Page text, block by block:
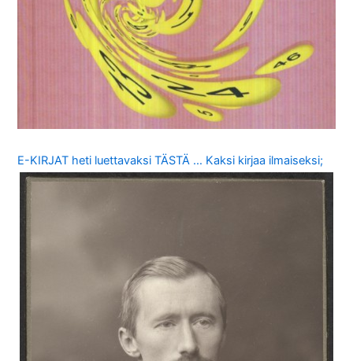
E-KIRJAT heti luettavaksi TÄSTÄ … Kaksi kirjaa ilmaiseksi;